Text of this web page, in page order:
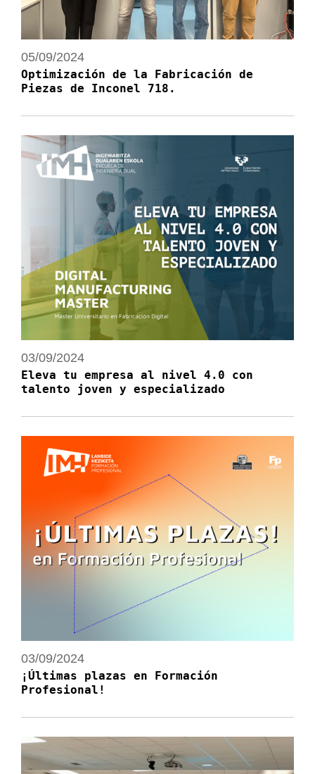
05/09/2024
Optimización de la Fabricación de
Piezas de Inconel 718.
03/09/2024
Eleva tu empresa al nivel 4.0 con
talento joven y especializado
03/09/2024
¡Últimas plazas en Formación
Profesional!